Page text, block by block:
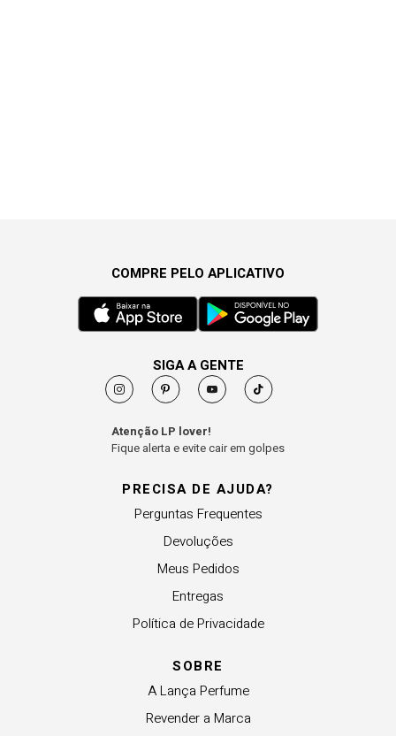
PRECISA DE AJUDA?
Perguntas Frequentes
Devoluções
Meus Pedidos
Entregas
Política de Privacidade
SOBRE
A Lança Perfume
Revender a Marca
COMPRE PELO APLICATIVO
SIGA A GENTE
Atenção LP lover!
Fique alerta e evite cair em golpes